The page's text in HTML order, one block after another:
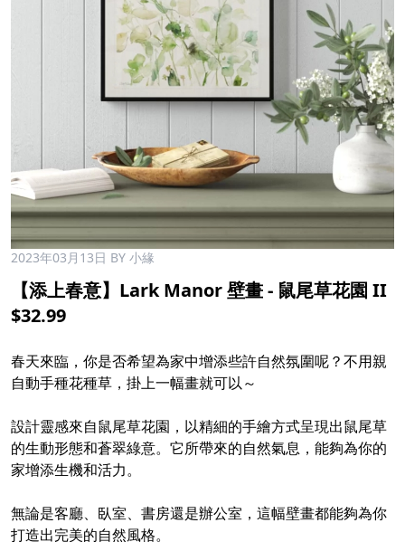
2023年03月13日 BY 小緣
【添上春意】Lark Manor 壁畫 - 鼠尾草花園 II
$32.99
春天來臨，你是否希望為家中增添些許自然氛圍呢？不用親
自動手種花種草，掛上一幅畫就可以～
設計靈感來自鼠尾草花園，以精細的手繪方式呈現出鼠尾草
的生動形態和蒼翠綠意。它所帶來的自然氣息，能夠為你的
家增添生機和活力。
無論是客廳、臥室、書房還是辦公室，這幅壁畫都能夠為你
打造出完美的自然風格。